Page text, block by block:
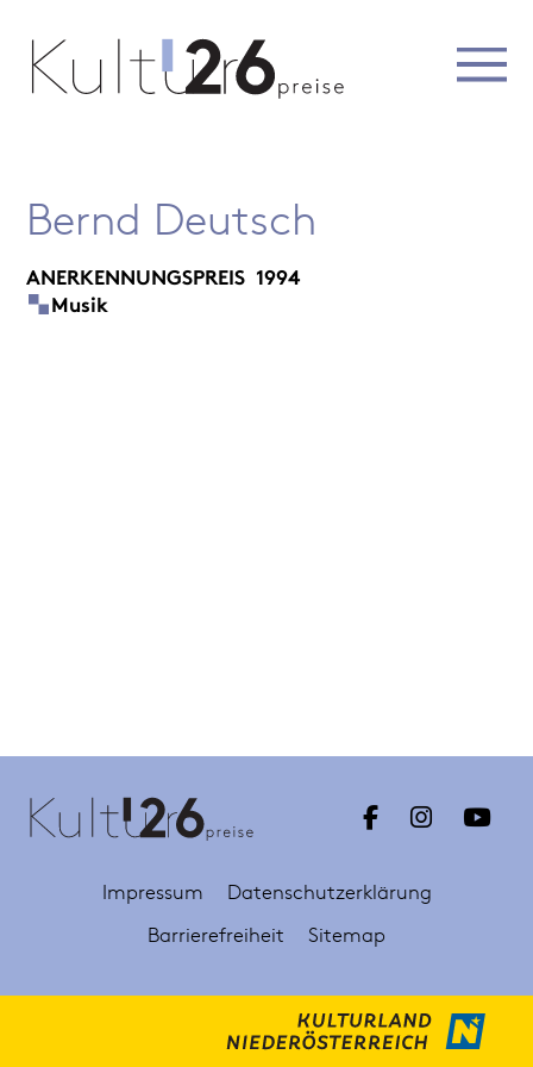
Bernd Deutsch
ANERKENNUNGSPREIS 1994
Musik
Impressum
Datenschutzerklärung
Barrierefreiheit
Sitemap